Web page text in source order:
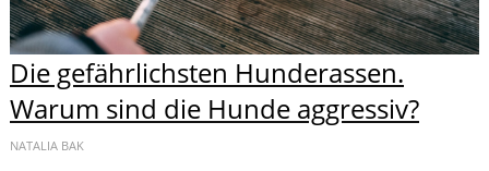
Die gefährlichsten Hunderassen.
Warum sind die Hunde aggressiv?
NATALIA BAK